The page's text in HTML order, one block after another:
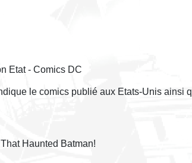
Etat - Comics DC
le comics publié aux Etats-Unis ainsi
Haunted Batman!